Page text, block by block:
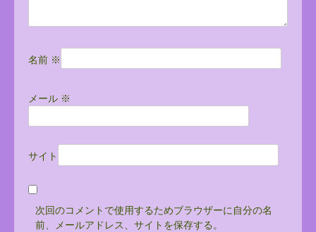
名前 ※
メール ※
サイト
次回のコメントで使用するためブラウザーに自分の名
前、メールアドレス、サイトを保存する。